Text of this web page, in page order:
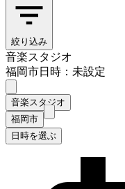
絞り込み
音楽スタジオ
福岡市日時：未設定
音楽スタジオ
福岡市
日時を選ぶ